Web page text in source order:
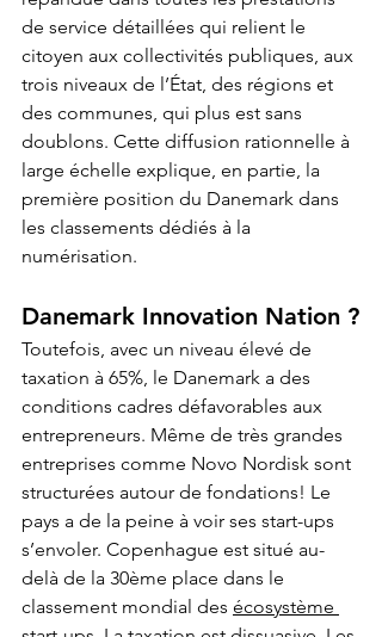
de service détaillées qui relient le
citoyen aux collectivités publiques, aux
trois niveaux de l’État, des régions et
des communes, qui plus est sans
doublons. Cette diffusion rationnelle à
large échelle explique, en partie, la
première position du Danemark dans
les classements dédiés à la
numérisation.‍
Danemark Innovation Nation ?‍
Toutefois, avec un niveau élevé de
taxation à 65%, le Danemark a des
conditions cadres défavorables aux
entrepreneurs. Même de très grandes
entreprises comme Novo Nordisk sont
structurées autour de fondations! Le
pays a de la peine à voir ses start-ups
s’envoler. Copenhague est situé au-
delà de la 30ème place dans le
classement mondial des écosystème